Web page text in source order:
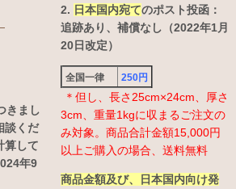
きまし
談くだ
算して
年9
2. 日本国内宛てのポスト投函：
追跡あり、補償なし（2022年1月
20日改定）
全国一律 250円
＊但し、長さ25cm×24cm、厚さ
3cm、重量1kgに収まるご注文の
み対象。商品合計金額15,000円
以上ご購入の場合、送料無料
商品金額及び、日本国内向け発